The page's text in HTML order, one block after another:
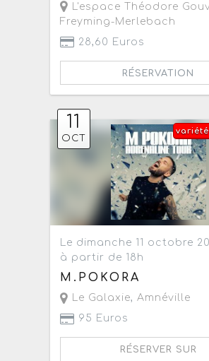
L'espace Théodore
Freyming-Merlebach
28,60 Euros
RÉSERVATION
11
OCT
variété
Le dimanche 11 octobre
à partir de 18h
M.POKORA
Le Galaxie, Amnéville
95 Euros
RÉSERVER SUR